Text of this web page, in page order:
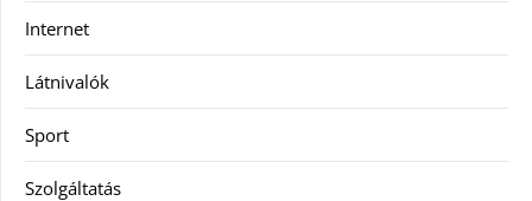
Internet
Látnivalók
Sport
Szolgáltatás